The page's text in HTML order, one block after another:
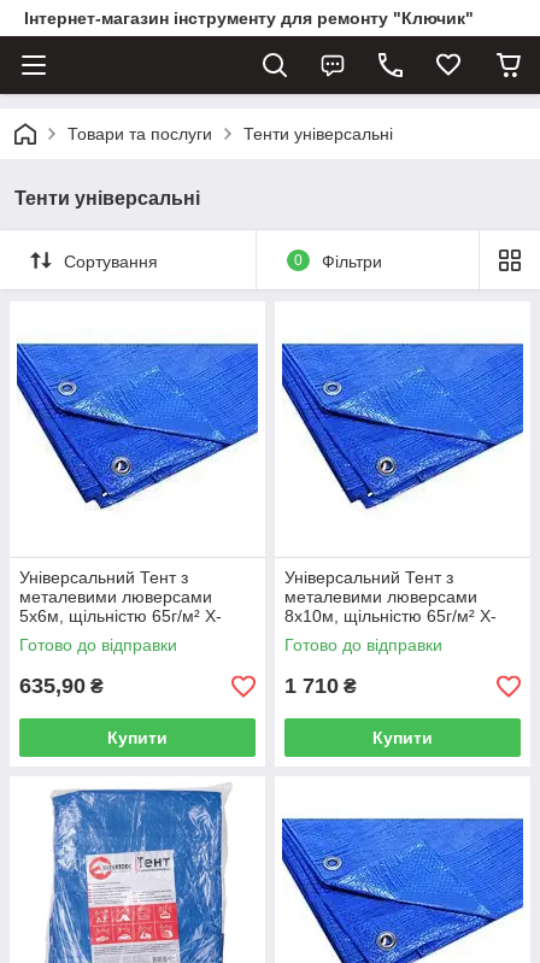
Інтернет-магазин інструменту для ремонту "Ключик"
Товари та послуги Тенти універсальні
Тенти універсальні
Сортування 0 Фільтри
Універсальний Тент з
металевими люверсами
5х6м, щільністю 65г/м² X-
TREME 70858
Готово до відправки
635,90 ₴
Купити
Універсальний Тент з
металевими люверсами
8х10м, щільністю 65г/м² X-
TREME 77580
Готово до відправки
1 710 ₴
Купити